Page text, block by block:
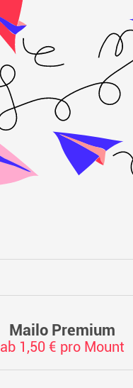
Mailo Premium
ab 1,50 € pro Mount